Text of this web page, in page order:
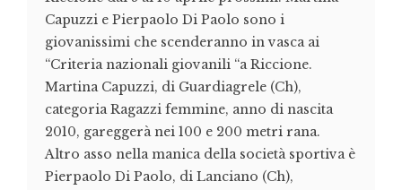
Capuzzi e Pierpaolo Di Paolo sono i
giovanissimi che scenderanno in vasca ai
“Criteria nazionali giovanili “a Riccione.
Martina Capuzzi, di Guardiagrele (Ch),
categoria Ragazzi femmine, anno di nascita
2010, gareggerà nei 100 e 200 metri rana.
Altro asso nella manica della società sportiva è
Pierpaolo Di Paolo, di Lanciano (Ch),